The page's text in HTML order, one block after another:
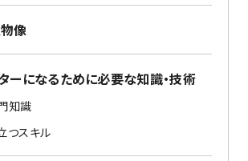
像
ーになるために必要な知識・技術
知識
つスキル